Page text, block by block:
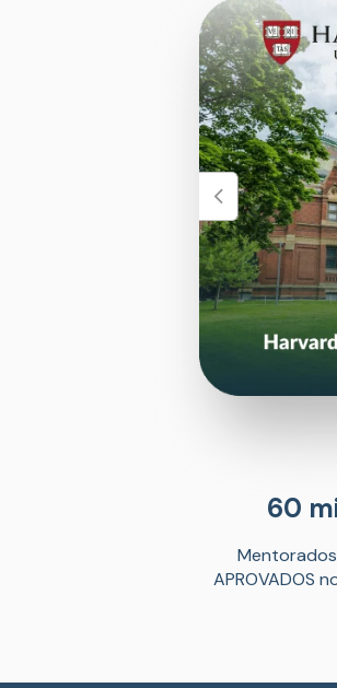
60
APROVADOS